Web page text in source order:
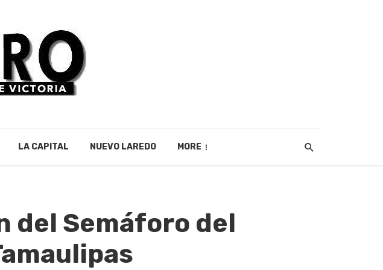
LA CAPITAL NUEVO LAREDO MORE
del Semáforo del